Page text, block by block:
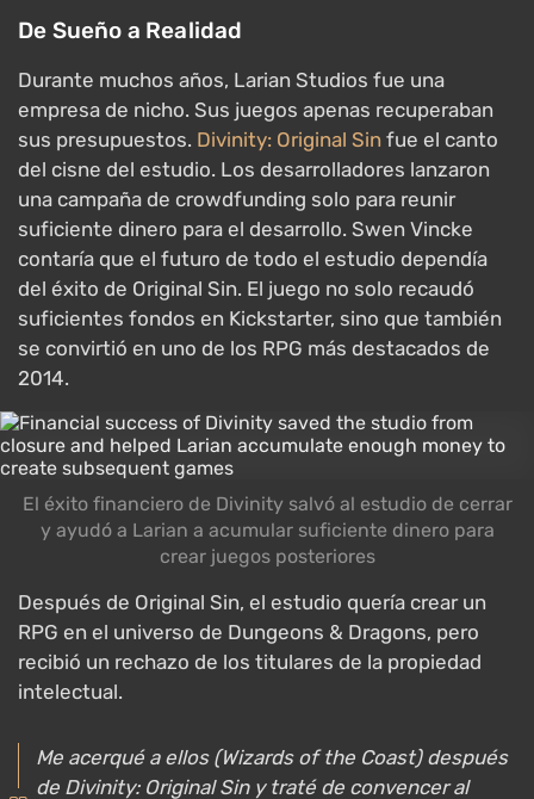
De Sueño a Realidad
Durante muchos años, Larian Studios fue una
empresa de nicho. Sus juegos apenas recuperaban
sus presupuestos. Divinity: Original Sin fue el canto
del cisne del estudio. Los desarrolladores lanzaron
una campaña de crowdfunding solo para reunir
suficiente dinero para el desarrollo. Swen Vincke
contaría que el futuro de todo el estudio dependía
del éxito de Original Sin. El juego no solo recaudó
suficientes fondos en Kickstarter, sino que también
se convirtió en uno de los RPG más destacados de
2014.
El éxito financiero de Divinity salvó al estudio de cerrar
y ayudó a Larian a acumular suficiente dinero para
crear juegos posteriores
Después de Original Sin, el estudio quería crear un
RPG en el universo de Dungeons & Dragons, pero
recibió un rechazo de los titulares de la propiedad
intelectual.
Me acerqué a ellos (Wizards of the Coast) después
de Divinity: Original Sin y traté de convencer al